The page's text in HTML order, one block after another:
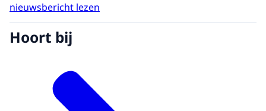
nieuwsbericht lezen
Hoort bij